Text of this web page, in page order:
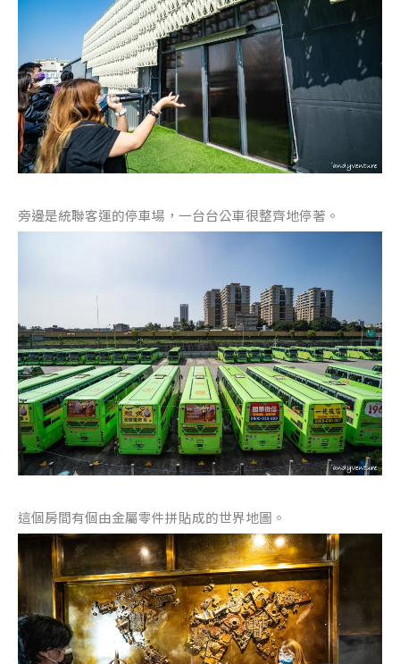
旁邊是統聯客運的停車場，一台台公車很整齊地停著。
這個房間有個由金屬零件拼貼成的世界地圖。